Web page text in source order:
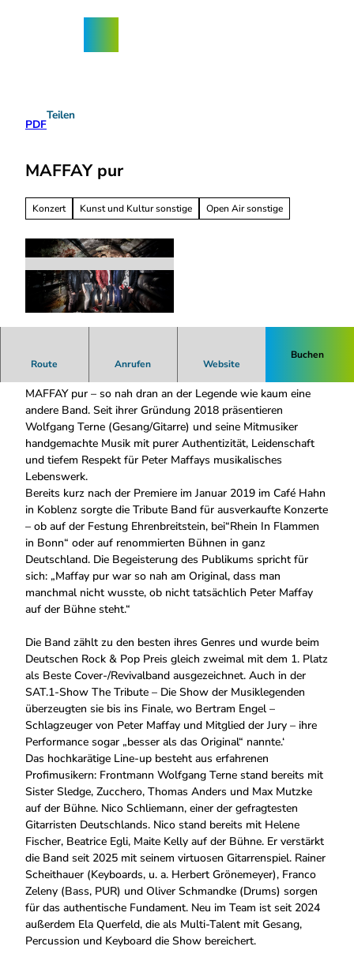
PDF
Teilen
MAFFAY pur
Konzert Kunst und Kultur sonstige Open Air sonstige
Route Anrufen Website
Buchen
Die preisgekrönte Peter Maffay Tribute Band
MAFFAY pur – so nah dran an der Legende wie kaum eine
andere Band. Seit ihrer Gründung 2018 präsentieren
Wolfgang Terne (Gesang/Gitarre) und seine Mitmusiker
handgemachte Musik mit purer Authentizität, Leidenschaft
und tiefem Respekt für Peter Maffays musikalisches
Lebenswerk.
Bereits kurz nach der Premiere im Januar 2019 im Café Hahn
in Koblenz sorgte die Tribute Band für ausverkaufte Konzerte
– ob auf der Festung Ehrenbreitstein, bei“Rhein In Flammen
in Bonn“ oder auf renommierten Bühnen in ganz
Deutschland. Die Begeisterung des Publikums spricht für
sich: „Maffay pur war so nah am Original, dass man
manchmal nicht wusste, ob nicht tatsächlich Peter Maffay
auf der Bühne steht.“
Die Band zählt zu den besten ihres Genres und wurde beim
Deutschen Rock & Pop Preis gleich zweimal mit dem 1. Platz
als Beste Cover-/Revivalband ausgezeichnet. Auch in der
SAT.1-Show The Tribute – Die Show der Musiklegenden
überzeugten sie bis ins Finale, wo Bertram Engel –
Schlagzeuger von Peter Maffay und Mitglied der Jury – ihre
Performance sogar „besser als das Original“ nannte.‘
Das hochkarätige Line-up besteht aus erfahrenen
Profimusikern: Frontmann Wolfgang Terne stand bereits mit
Sister Sledge, Zucchero, Thomas Anders und Max Mutzke
auf der Bühne. Nico Schliemann, einer der gefragtesten
Gitarristen Deutschlands. Nico stand bereits mit Helene
Fischer, Beatrice Egli, Maite Kelly auf der Bühne. Er verstärkt
die Band seit 2025 mit seinem virtuosen Gitarrenspiel. Rainer
Scheithauer (Keyboards, u. a. Herbert Grönemeyer), Franco
Zeleny (Bass, PUR) und Oliver Schmandke (Drums) sorgen
für das authentische Fundament. Neu im Team ist seit 2024
außerdem Ela Querfeld, die als Multi-Talent mit Gesang,
Percussion und Keyboard die Show bereichert.